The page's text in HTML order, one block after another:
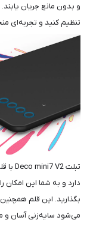
و بدون مانع جریان
تنظیم کنید و تجربه‌ای
دارد و به شما این
می‌شود سایه‌زنی آسان و